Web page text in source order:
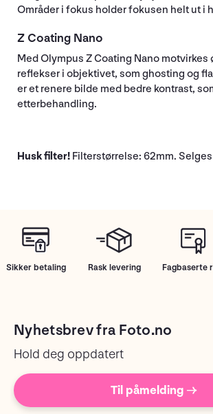
Områder i fokus holder fokusen helt ut i
Z Coating Nano
Med Olympus Z Coating Nano
reflekser i objektivet, som ghosting og
er et renere bilde med bedre kontrast,
etterbehandling.
Husk filter! Filterstørrelse: 62mm.
Sikker betaling Rask levering Fagbaserte
Nyhetsbrev fra Foto.no
Hold deg oppdatert
Til påmelding →